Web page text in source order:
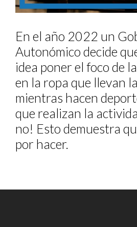
En el año 2022 un
Autonómico decide
idea poner el foco de
en la ropa que llevan
mientras hacen
que realizan la
no! Esto demuestra
por hacer.